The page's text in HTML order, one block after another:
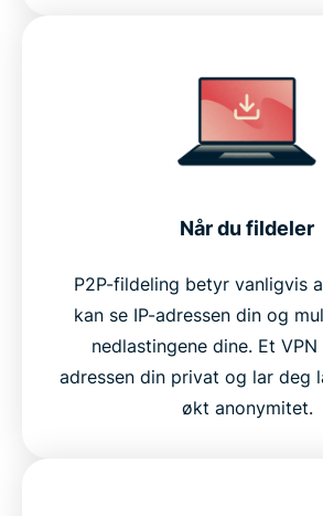
Når du fildeler
P2P-fildeling betyr vanligvis
kan se IP-adressen din og
nedlastingene dine. Et
adressen din privat og lar deg
økt anonymitet.